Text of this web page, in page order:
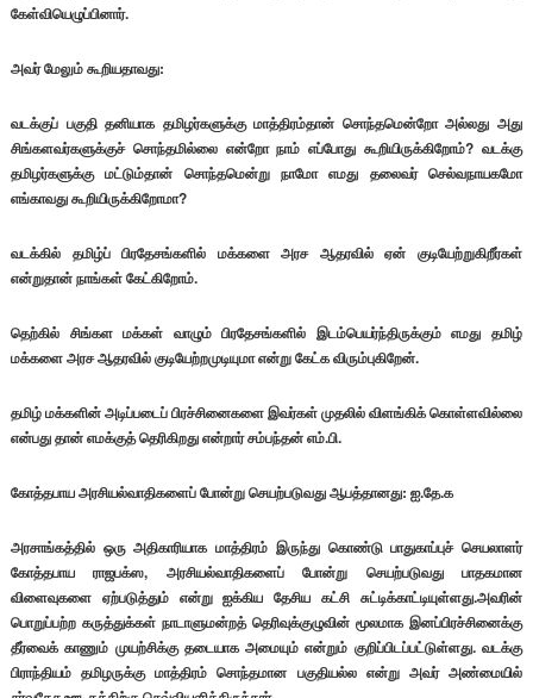
கேள்வியெழுப்பினார்.
அவர் மேலும் கூறியதாவது:
வடக்குப் பகுதி தனியாக தமிழர்களுக்கு மாத்திரம்தான் சொந்தமென்றோ அல்லது அது
சிங்களவர்களுக்குச் சொந்தமில்லை என்றோ நாம் எப்போது கூறியிருக்கிறோம்? வடக்கு
தமிழர்களுக்கு மட்டும்தான் சொந்தமென்று நாமோ எமது தலைவர் செல்வநாயகமோ
எங்காவது கூறியிருக்கிறோமா?
வடக்கில் தமிழ்ப் பிரதேசங்களில் மக்களை அரச ஆதரவில் ஏன் குடியேற்றுகிறீர்கள்
என்றுதான் நாங்கள் கேட்கிறோம்.
தெற்கில் சிங்கள மக்கள் வாழும் பிரதேசங்களில் இடம்பெயர்ந்திருக்கும் எமது தமிழ்
மக்களை அரச ஆதரவில் குடியேற்றமுடியுமா என்று கேட்க விரும்புகிறேன்.
தமிழ் மக்களின் அடிப்படைப் பிரச்சினைகளை இவர்கள் முதலில் விளங்கிக் கொள்ளவில்லை
என்பது தான் எமக்குத் தெரிகிறது என்றார் சம்பந்தன் எம்.பி.
கோத்தபாய அரசியல்வாதிகளைப் போன்று செயற்படுவது ஆபத்தானது: ஐ.தே.க
அரசாங்கத்தில் ஒரு அதிகாரியாக மாத்திரம் இருந்து கொண்டு பாதுகாப்புச் செயலாளர்
கோத்தபாய ராஜபக்ஸ, அரசியல்வாதிகளைப் போன்று செயற்படுவது பாதகமான
விளைவுகளை ஏற்படுத்தும் என்று ஐக்கிய தேசிய கட்சி சுட்டிக்காட்டியுள்ளது.அவரின்
பொறுப்பற்ற கருத்துக்கள் நாடாளுமன்றத் தெரிவுக்குழுவின் மூலமாக இனப்பிரச்சினைக்கு
தீர்வைக் காணும் முயற்சிக்கு தடையாக அமையும் என்றும் குறிப்பிடப்பட்டுள்ளது. வடக்கு
பிராந்தியம் தமிழருக்கு மாத்திரம் சொந்தமான பகுதியல்ல என்று அவர் அண்மையில்